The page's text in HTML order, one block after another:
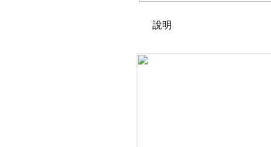
說明